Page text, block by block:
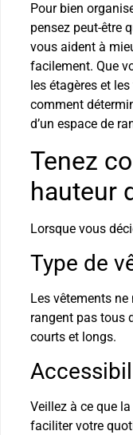
Pour bien
pensez peut-être
vous aident à
facilement. Que
les étagères et
comment
d’un espace de
Tenez
hauteur
Lorsque vous
Type de
Les vêtements
rangent pas tous
courts et longs.
Veillez à ce que
faciliter votre